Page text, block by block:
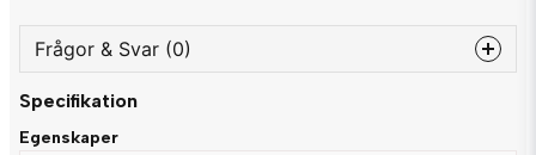
Frågor & Svar (0)
question
Specifikation
Egenskaper